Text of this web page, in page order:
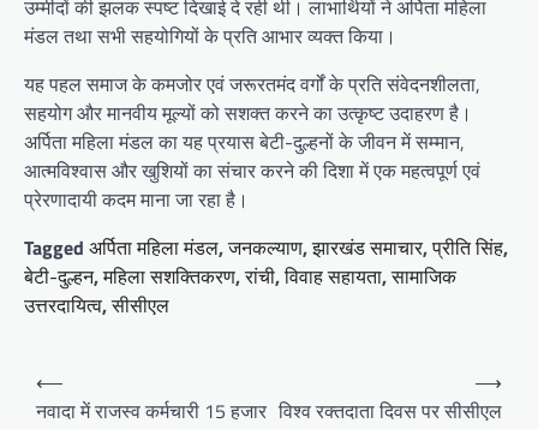
उम्मीदों की झलक स्पष्ट दिखाई दे रही थी। लाभार्थियों ने अर्पिता महिला
मंडल तथा सभी सहयोगियों के प्रति आभार व्यक्त किया।
यह पहल समाज के कमजोर एवं जरूरतमंद वर्गों के प्रति संवेदनशीलता,
सहयोग और मानवीय मूल्यों को सशक्त करने का उत्कृष्ट उदाहरण है।
अर्पिता महिला मंडल का यह प्रयास बेटी-दुल्हनों के जीवन में सम्मान,
आत्मविश्वास और खुशियों का संचार करने की दिशा में एक महत्वपूर्ण एवं
प्रेरणादायी कदम माना जा रहा है।
Tagged अर्पिता महिला मंडल,जनकल्याण,झारखंड समाचार,प्रीति सिंह,
बेटी-दुल्हन,महिला सशक्तिकरण,रांची,विवाह सहायता,सामाजिक
उत्तरदायित्व,सीसीएल
Post
navigation
⟵
नवादा में राजस्व कर्मचारी 15 हजार विश्व रक्तदाता दिवस पर सीसीएल
⟶